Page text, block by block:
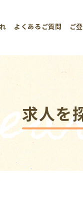
よくあるご質問 ご
求人を